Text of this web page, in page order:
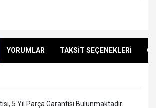
YORUMLAR TAKSİT SEÇENEKLERİ
5 Yıl Parça Garantisi Bulunmaktadır.